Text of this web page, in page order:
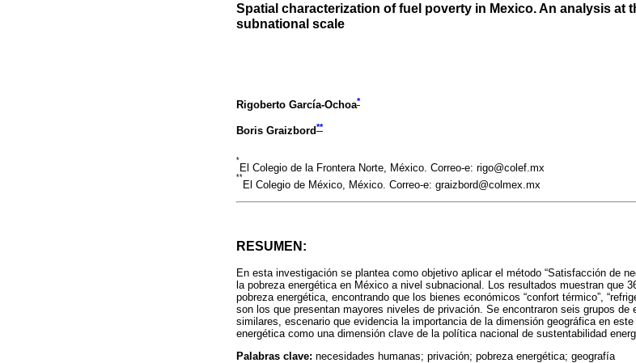
Spatial characterization of fuel poverty in Mexico. An analysis at
subnational scale
Rigoberto García-Ochoa*
Boris Graizbord**
*
El Colegio de la Frontera Norte, México. Correo-e: rigo@colef.mx
**
El Colegio de México, México. Correo-e: graizbord@colmex.mx
RESUMEN:
En esta investigación se plantea como objetivo aplicar el método “Satisfacción de
la pobreza energética en México a nivel subnacional. Los resultados muestran que
pobreza energética, encontrando que los bienes económicos “confort térmico”,
son los que presentan mayores niveles de privación. Se encontraron seis grupos
similares, escenario que evidencia la importancia de la dimensión geográfica en
energética como una dimensión clave de la política nacional de sustentabilidad
Palabras clave: necesidades humanas; privación; pobreza energética; geografía